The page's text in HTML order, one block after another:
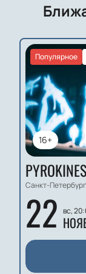
16+
Популярное
Санкт-Петербург
22 вс,